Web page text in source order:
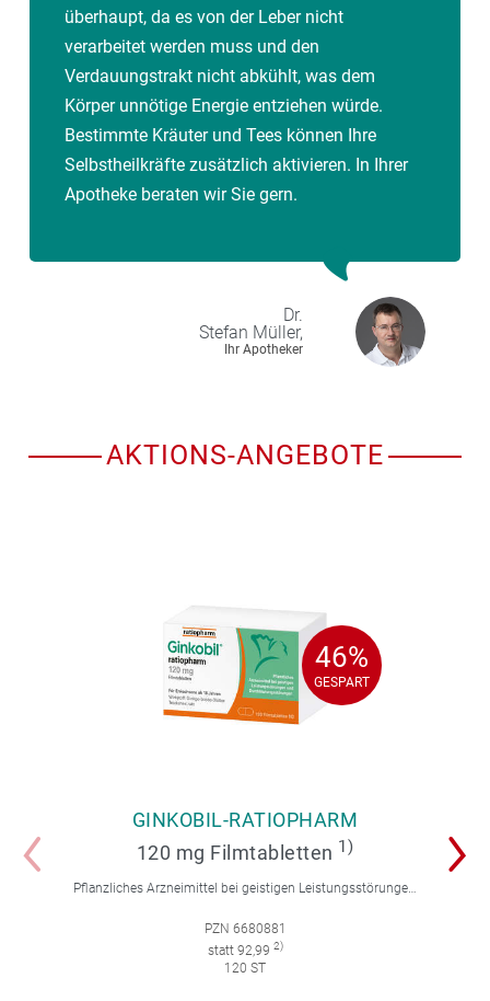
überhaupt, da es von der Leber nicht
verarbeitet werden muss und den
Verdauungstrakt nicht abkühlt, was dem
Körper unnötige Energie entziehen würde.
Bestimmte Kräuter und Tees können Ihre
Selbstheilkräfte zusätzlich aktivieren. In Ihrer
Apotheke beraten wir Sie gern.
Dr.
Stefan Müller,
Ihr Apotheker
AKTIONS-ANGEBOTE
46%
GESPART
46%
GESPART
GINKOBIL-RATIOPHARM
120 mg Filmtabletten 1)
Pflanzliches Arzneimittel bei geistigen Leistungsstörungen und Durchblutungsstörungen.
PZN 6680881
statt 92,99 2)
120 ST